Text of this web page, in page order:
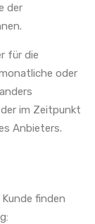
der
für die
oder
im Zeitpunkt
Anbieters.
finden